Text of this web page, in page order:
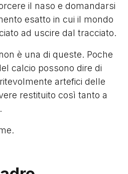
il naso e domandarsi
esatto in cui il mondo
ad uscire dal tracciato.
è una di queste. Poche
calcio possono dire di
artefici delle
restituito così tanto a